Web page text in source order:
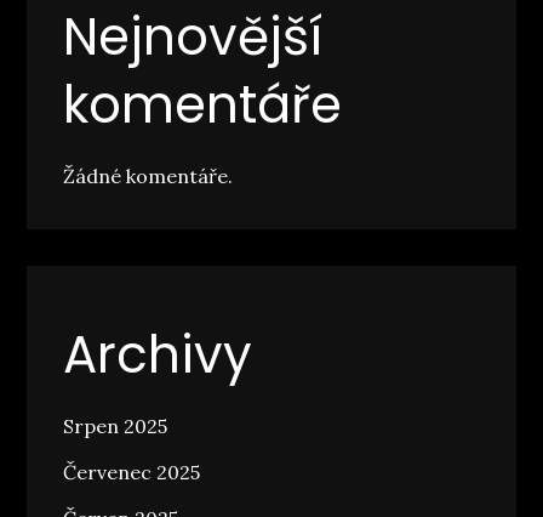
Nejnovější
komentáře
Žádné komentáře.
Archivy
Srpen 2025
Červenec 2025